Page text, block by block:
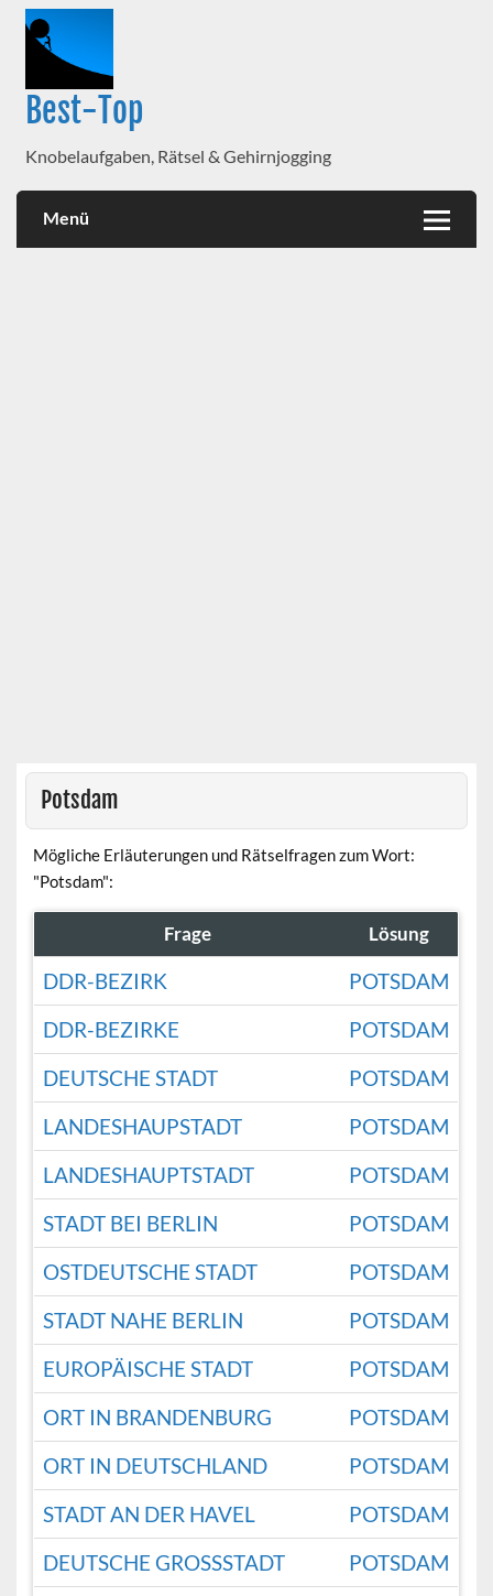
Best-Top
Knobelaufgaben, Rätsel & Gehirnjogging
Menü
Potsdam
Mögliche Erläuterungen und Rätselfragen zum Wort:
"Potsdam":
Frage Lösung
DDR-BEZIRK
POTSDAM
DDR-BEZIRKE
POTSDAM
DEUTSCHE STADT
POTSDAM
LANDESHAUPSTADT
POTSDAM
LANDESHAUPTSTADT
POTSDAM
STADT BEI BERLIN
POTSDAM
OSTDEUTSCHE STADT
POTSDAM
STADT NAHE BERLIN
POTSDAM
EUROPÄISCHE STADT
POTSDAM
ORT IN BRANDENBURG
POTSDAM
ORT IN DEUTSCHLAND
POTSDAM
STADT AN DER HAVEL
POTSDAM
DEUTSCHE GROSSSTADT
POTSDAM